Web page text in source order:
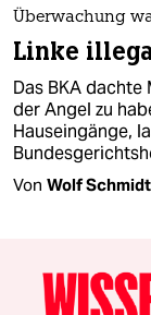
Überwachung
Linke
Das BKA
der Angel zu
Hauseingänge,
Von Wolf Schmidt